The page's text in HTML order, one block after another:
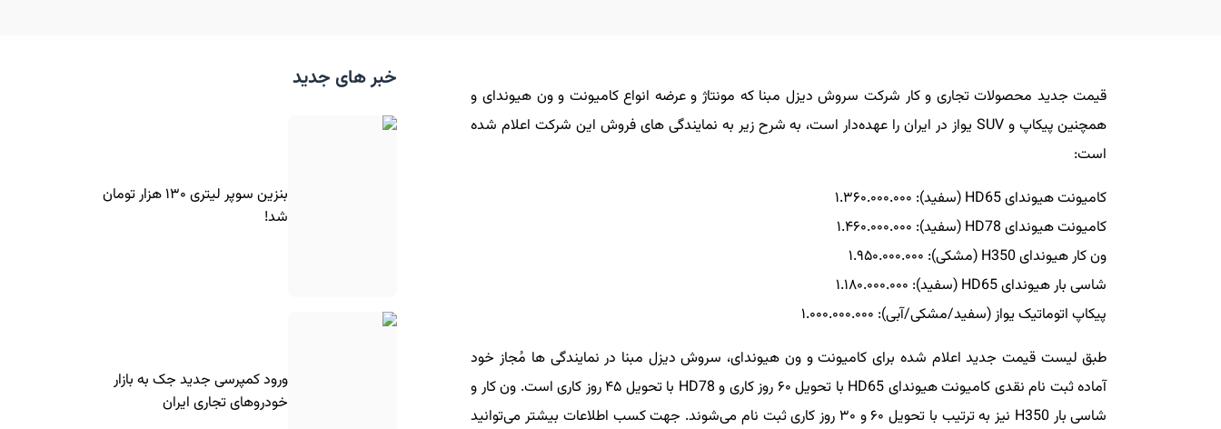
قیمت جدید محصولات تجاری و کار شرکت سروش دیزل مبنا که مونتاژ و عرضه انواع کامیونت و ون هیوندای و
همچنین پیکاپ و SUV یواز در ایران را عهده‌دار است، به شرح زیر به نمایندگی های فروش این شرکت اعلام شده
است:
کامیونت هیوندای HD65 (سفید): ۱.۳۶۰.۰۰۰.۰۰۰
کامیونت هیوندای HD78 (سفید): ۱.۴۶۰.۰۰۰.۰۰۰
ون کار هیوندای H350 (مشکی): ۱.۹۵۰.۰۰۰.۰۰۰
شاسی بار هیوندای HD65 (سفید): ۱.۱۸۰.۰۰۰.۰۰۰
پیکاپ اتوماتیک یواز (سفید/مشکی/آبی): ۱.۰۰۰.۰۰۰.۰۰۰
طبق لیست قیمت جدید اعلام شده برای کامیونت و ون هیوندای، سروش دیزل مبنا در نمایندگی ها مُجاز خود
آماده ثبت نام نقدی کامیونت هیوندای HD65 با تحویل ۶۰ روز کاری و HD78 با تحویل ۴۵ روز کاری است. ون کار و
شاسی بار H350 نیز به ترتیب با تحویل ۶۰ و ۳۰ روز کاری ثبت نام می‌شوند. جهت کسب اطلاعات بیشتر می‌توانید
خبر های جدید
بنزین سوپر لیتری ۱۳۰ هزار تومان
شد!
ورود کمپرسی جدید جک به بازار
خودروهای تجاری ایران